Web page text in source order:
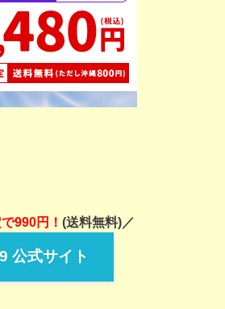
990円！ (送料無料)／
公式サイト